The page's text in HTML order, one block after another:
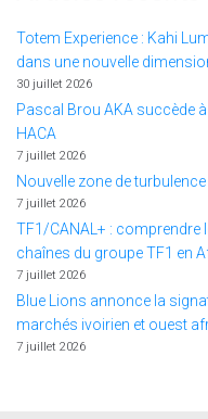
Totem Experience : Kahi
dans une nouvelle
30 juillet 2026
Pascal Brou AKA succède à
HACA
7 juillet 2026
Nouvelle zone de
7 juillet 2026
TF1/CANAL+ :
chaînes du groupe TF1 en
7 juillet 2026
Blue Lions annonce la
marchés ivoirien et ouest
7 juillet 2026